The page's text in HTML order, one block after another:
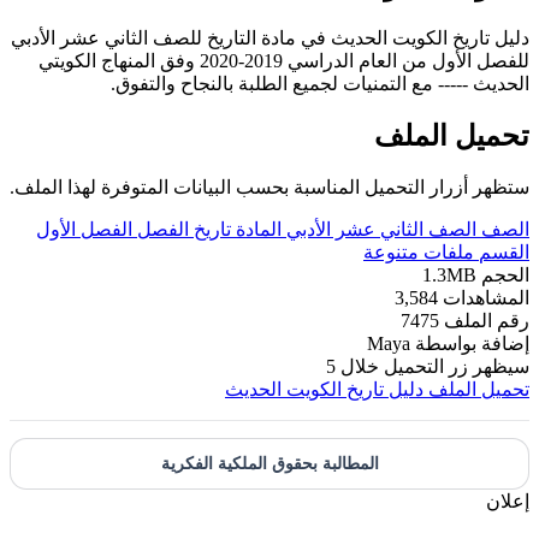
دليل تاريخ الكويت الحديث في مادة التاريخ للصف الثاني عشر الأدبي
للفصل الأول من العام الدراسي 2019-2020 وفق المنهاج الكويتي
الحديث ----- مع التمنيات لجميع الطلبة بالنجاح والتفوق.
تحميل الملف
ستظهر أزرار التحميل المناسبة بحسب البيانات المتوفرة لهذا الملف.
الصف الصف الثاني عشر الأدبي المادة تاريخ الفصل
الفصل الأول
القسم ملفات متنوعة
الحجم 1.3MB
المشاهدات 3,584
رقم الملف 7475
إضافة بواسطة Maya
سيظهر زر التحميل خلال 5
تحميل الملف دليل تاريخ الكويت الحديث
المطالبة بحقوق الملكية الفكرية
إعلان